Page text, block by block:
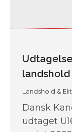
landshold
Landshold &
Dansk
udtaget